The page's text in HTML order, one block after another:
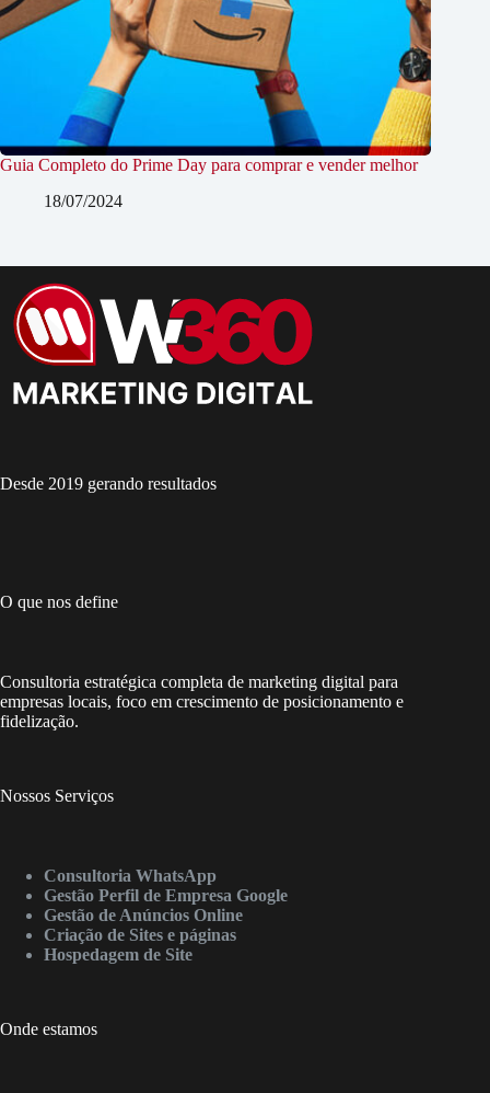
Guia Completo do Prime Day para comprar e vender melhor
18/07/2024
Desde 2019 gerando resultados
O que nos define
Consultoria estratégica completa de marketing digital para
empresas locais, foco em crescimento de posicionamento e
fidelização.
Nossos Serviços
Consultoria WhatsApp
Gestão Perfil de Empresa Google
Gestão de Anúncios Online
Criação de Sites e páginas
Hospedagem de Site
Onde estamos